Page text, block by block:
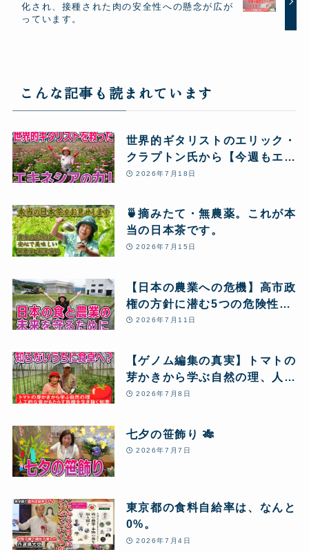
化され、接種された肉の安全性への懸念が広が
っています。
こんな記事も読まれています
世界的ギタリストのエリック・
クラプトン氏から【今週もエキ
ネシア酵素12本】のリピート
から大復活し、愛用し続ける秘
密とは!?
2026年7月18日
🍵摘みたて・無農薬。これが本
当の日本茶です。
2026年7月15日
【日本の農業への危機】高市政
権の方針に潜む5つの危険性
と、私たちが「自然農」のクラ
理由
2026年7月11日
【ゲノム編集の真実】トマトの
芽かきから学ぶ自然の理、人工
的な食がもたらす危機を生き抜
2026年7月8日
七夕の笹飾り 🎋
2026年7月7日
東京都の食料自給率は、なんと
0%。
2026年7月4日